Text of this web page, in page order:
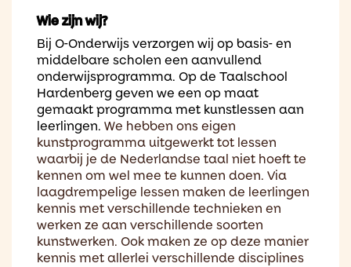
Wie zijn wij?
Bij O-Onderwijs verzorgen wij op basis- en
middelbare scholen een aanvullend
onderwijsprogramma. Op de Taalschool
Hardenberg geven we een op maat
gemaakt programma met kunstlessen aan
leerlingen. We hebben ons eigen
kunstprogramma uitgewerkt tot lessen
waarbij je de Nederlandse taal niet hoeft te
kennen om wel mee te kunnen doen. Via
laagdrempelige lessen maken de leerlingen
kennis met verschillende technieken en
werken ze aan verschillende soorten
kunstwerken. Ook maken ze op deze manier
kennis met allerlei verschillende disciplines